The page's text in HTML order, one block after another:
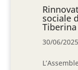
sociale
30/06/2025